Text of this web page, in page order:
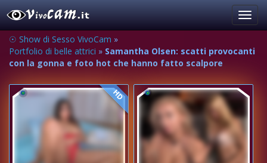
☉ Show di Sesso VivoCam »
Portfolio di belle attrici » Samantha Olsen: scatti provocanti
con la gonna e foto hot che hanno fatto scalpore
HD